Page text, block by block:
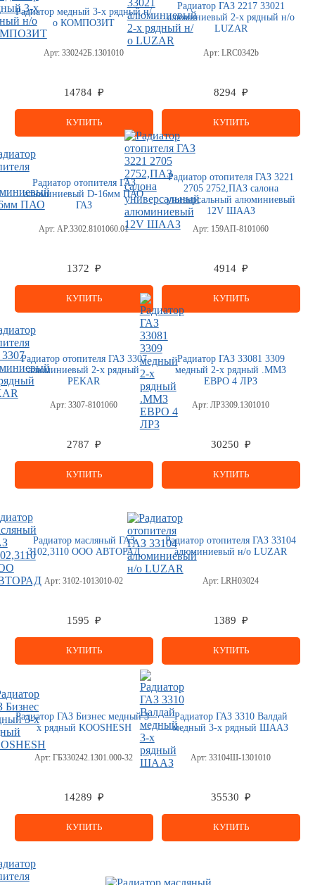
Радиатор медный 3-х рядный н/
о КОМПОЗИТ
Арт: 330242Б.1301010
14784 ₽
КУПИТЬ
Радиатор ГАЗ 2217 33021
алюминиевый 2-х рядный н/о
LUZAR
Арт:LRC0342b
8294 ₽
КУПИТЬ
Радиатор отопителя ГАЗ
алюминиевый D-16мм ПАО
ГАЗ
Арт: АР.3302.8101060.01
1372 ₽
КУПИТЬ
Радиатор отопителя ГАЗ 3221
2705 2752,ПАЗ салона
универсальный алюминиевый
12V ШААЗ
Арт: 159АП-8101060
4914 ₽
КУПИТЬ
Радиатор отопителя ГАЗ 3307
алюминиевый 2-х рядный
PEKAR
Арт: 3307-8101060
2787 ₽
КУПИТЬ
Радиатор ГАЗ 33081 3309
медный 2-х рядный .ММЗ
ЕВРО 4 ЛРЗ
Арт: ЛР3309.1301010
30250 ₽
КУПИТЬ
Радиатор масляный ГАЗ
3102,3110 ООО АВТОРАД
Арт: 3102-1013010-02
1595 ₽
КУПИТЬ
Радиатор отопителя ГАЗ 33104
алюминиевый н/о LUZAR
Арт: LRH03024
1389 ₽
КУПИТЬ
Радиатор ГАЗ Бизнес медный 3-
х рядный KOOSHESH
Арт: ГБ330242.1301.000-32
14289 ₽
КУПИТЬ
Радиатор ГАЗ 3310 Валдай
медный 3-х рядный ШААЗ
Арт: 33104Ш-1301010
35530 ₽
КУПИТЬ